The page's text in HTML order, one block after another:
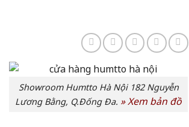
Showroom Humtto Hà Nội 182 Nguyễn
Lương Bằng, Q.Đống Đa. »Xem bản đồ